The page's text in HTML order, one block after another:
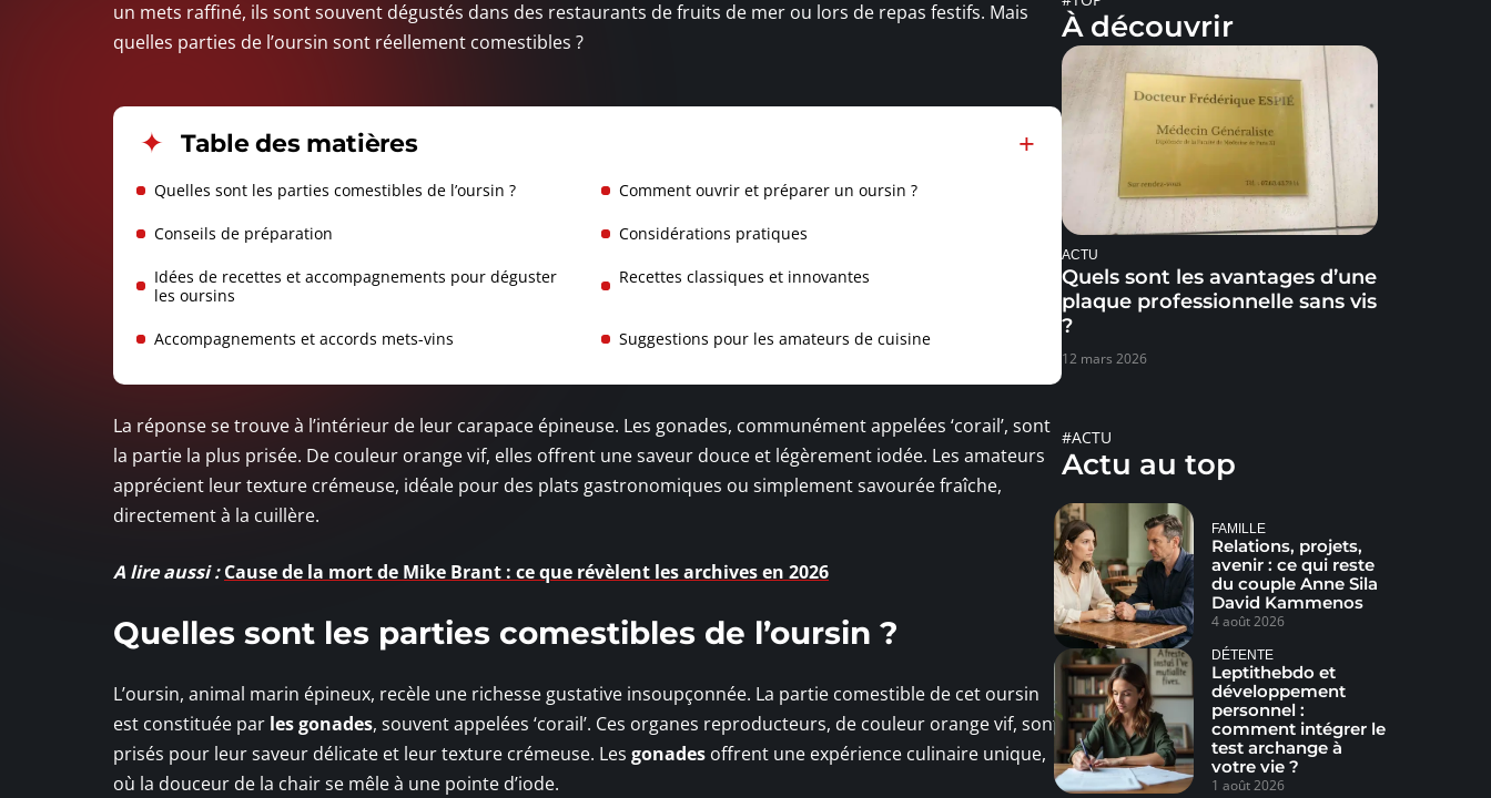
un mets raffiné, ils sont souvent dégustés dans des restaurants de fruits de mer ou lors de repas festifs. Mais
quelles parties de l’oursin sont réellement comestibles ?
Table des matières
Quelles sont les parties comestibles de l’oursin ? Comment ouvrir et préparer un oursin ?
Conseils de préparation Considérations pratiques
Idées de recettes et accompagnements pour déguster
les oursins
Recettes classiques et innovantes
Accompagnements et accords mets-vins Suggestions pour les amateurs de cuisine
La réponse se trouve à l’intérieur de leur carapace épineuse. Les gonades, communément appelées ‘corail’, sont
la partie la plus prisée. De couleur orange vif, elles offrent une saveur douce et légèrement iodée. Les amateurs
apprécient leur texture crémeuse, idéale pour des plats gastronomiques ou simplement savourée fraîche,
directement à la cuillère.
A lire aussi : Cause de la mort de Mike Brant : ce que révèlent les archives en 2026
Quelles sont les parties comestibles de l’oursin ?
L’oursin, animal marin épineux, recèle une richesse gustative insoupçonnée. La partie comestible de cet oursin
est constituée par les gonades, souvent appelées ‘corail’. Ces organes reproducteurs, de couleur orange vif, sont
prisés pour leur saveur délicate et leur texture crémeuse. Les gonades offrent une expérience culinaire unique,
où la douceur de la chair se mêle à une pointe d’iode.
À découvrir
ACTU
Quels sont les avantages d’une
plaque professionnelle sans vis
?
12 mars 2026
#ACTU
Actu au top
FAMILLE
Relations, projets,
avenir : ce qui reste
du couple Anne Sila
David Kammenos
4 août 2026
DÉTENTE
Leptithebdo et
développement
personnel :
comment intégrer le
test archange à
votre vie ?
1 août 2026